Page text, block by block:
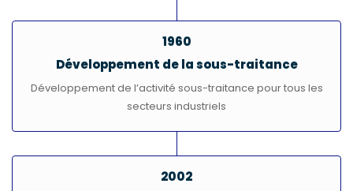
1960
Développement de la sous-traitance
Développement de l’activité sous-traitance pour tous les
secteurs industriels
2002